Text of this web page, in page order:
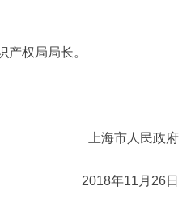
权局局长。
上海市人民政府
2018年11月26日